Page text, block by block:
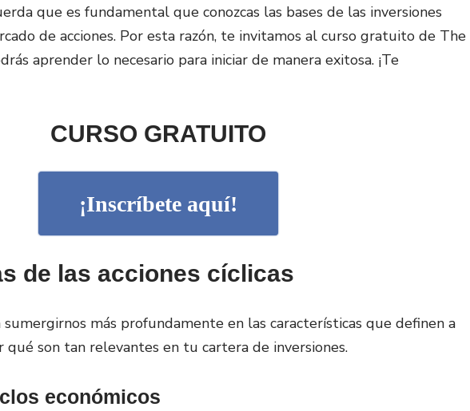
que es fundamental que conozcas las bases de las inversiones
de acciones. Por esta razón, te invitamos al curso gratuito de The
aprender lo necesario para iniciar de manera exitosa. ¡Te
CURSO GRATUITO
¡Inscríbete aquí!
de las acciones cíclicas
sumergirnos más profundamente en las características que definen a
qué son tan relevantes en tu cartera de inversiones.
económicos